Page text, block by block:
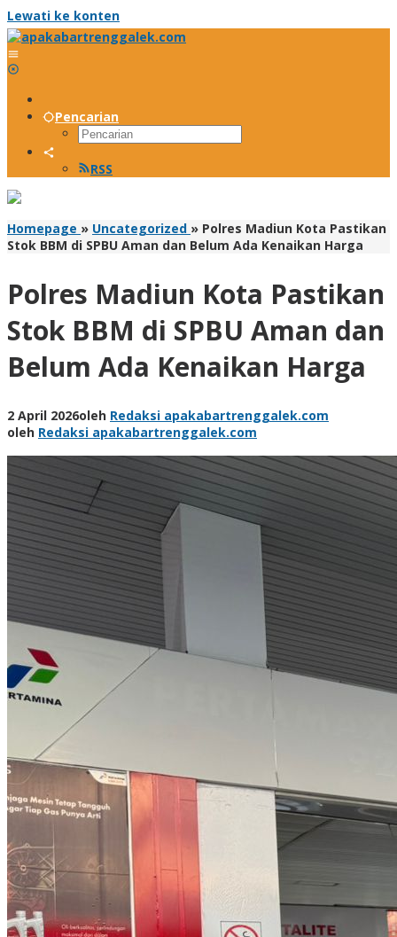
Lewati ke konten
Pencarian
RSS
Homepage » Uncategorized » Polres Madiun Kota Pastikan
Stok BBM di SPBU Aman dan Belum Ada Kenaikan Harga
Polres Madiun Kota Pastikan
Stok BBM di SPBU Aman dan
Belum Ada Kenaikan Harga
2 April 2026oleh Redaksi apakabartrenggalek.com
oleh Redaksi apakabartrenggalek.com